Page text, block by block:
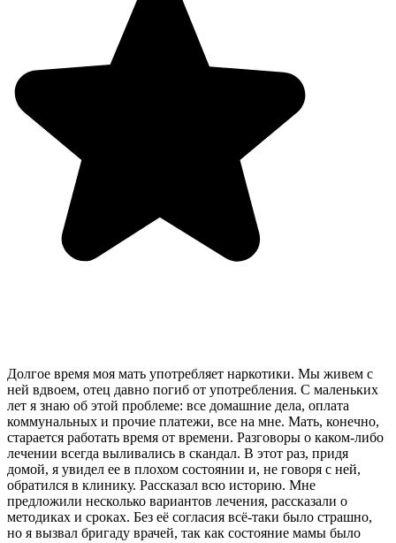
Долгое время моя мать употребляет наркотики. Мы живем с
ней вдвоем, отец давно погиб от употребления. С маленьких
лет я знаю об этой проблеме: все домашние дела, оплата
коммунальных и прочие платежи, все на мне. Мать, конечно,
старается работать время от времени. Разговоры о каком-либо
лечении всегда выливались в скандал. В этот раз, придя
домой, я увидел ее в плохом состоянии и, не говоря с ней,
обратился в клинику. Рассказал всю историю. Мне
предложили несколько вариантов лечения, рассказали о
методиках и сроках. Без её согласия всё-таки было страшно,
но я вызвал бригаду врачей, так как состояние мамы было